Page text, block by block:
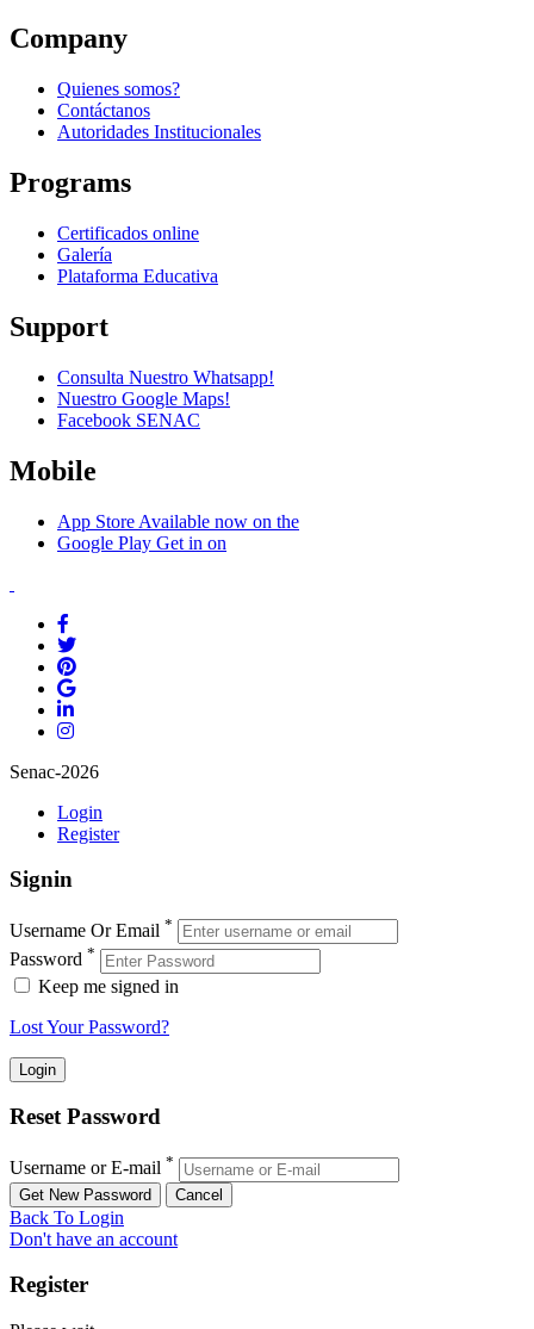
Company
Quienes somos?
Contáctanos
Autoridades Institucionales
Programs
Certificados online
Galería
Plataforma Educativa
Support
Consulta Nuestro Whatsapp!
Nuestro Google Maps!
Facebook SENAC
Mobile
App Store Available now on the
Google Play Get in on
Senac-2026
Login
Register
Signin
Username Or Email *
Password *
Keep me signed in
Lost Your Password?
Reset Password
Username or E-mail *
Back To Login
Don't have an account
Register